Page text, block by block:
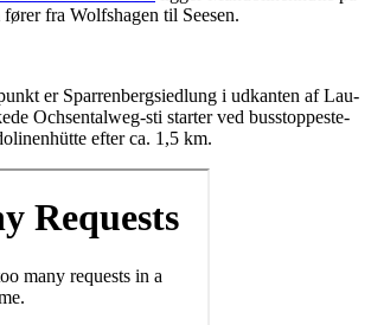
fra Wol­fsha­gen til Seesen.
er Spar­ren­bergsied­lung i udkan­ten af Lau­
Och­sen­talweg-sti star­ter ved bus­stop­pe­ste­
efter ca. 1,5 km.